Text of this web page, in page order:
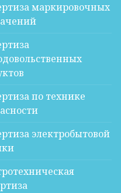
маркировочных
по технике
электробытовой